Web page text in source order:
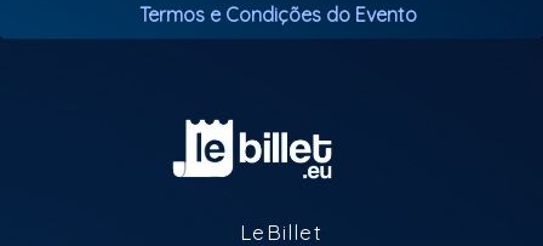
Termos e Condições do Evento
LeBillet